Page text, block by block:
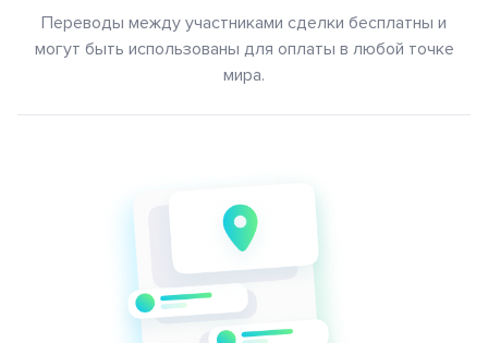
Переводы между участниками сделки бесплатны и
могут быть использованы для оплаты в любой точке
мира.